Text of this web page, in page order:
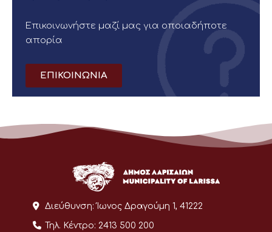
Επικοινωνήστε μαζί μας για οποιαδήποτε
απορία
ΕΠΙΚΟΙΝΩΝΙΑ
Διεύθυνση: Ίωνος Δραγούμη 1, 41222
Τηλ. Κέντρο: 2413 500 200